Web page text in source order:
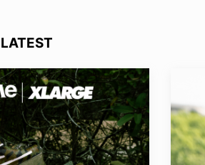
LATEST